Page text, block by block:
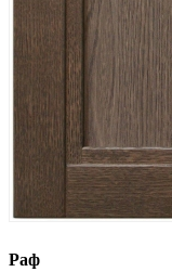
Раф